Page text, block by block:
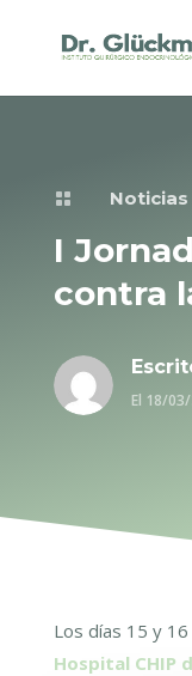
 Noticias
I
contra
El 18/
Los días 15 y
Hospital CHIP